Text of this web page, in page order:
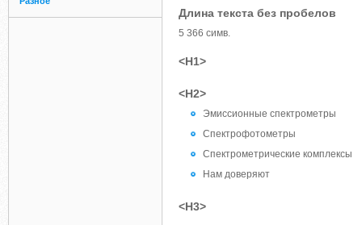
Длина текста без пробелов
5 366 симв.
<H1>
<H2>
Эмиссионные спектрометры
Спектрофотометры
Спектрометрические комплексы
Нам доверяют
<H3>